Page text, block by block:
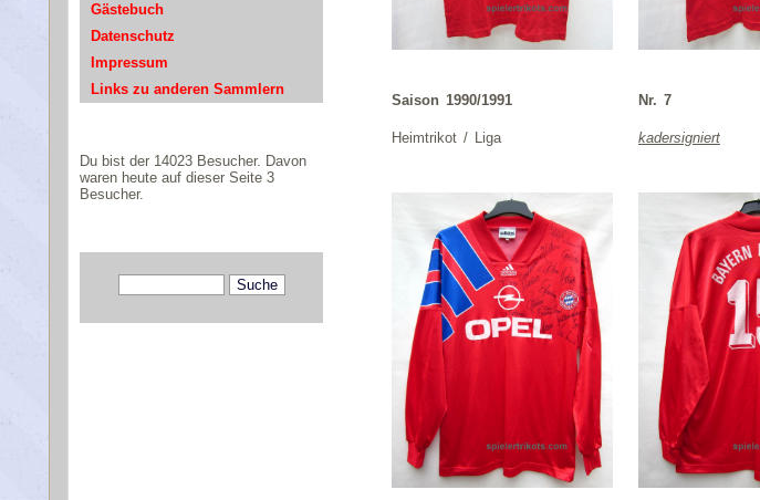
Gästebuch
Datenschutz
Impressum
Links zu anderen Sammlern
Du bist der 14023 Besucher. Davon
waren heute auf dieser Seite 3
Besucher.
Saison 1990/1991
Heimtrikot / Liga
Nr. 7
kadersigniert